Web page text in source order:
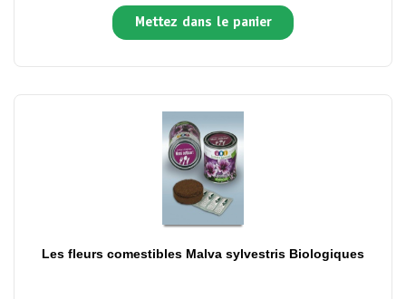
Mettez dans le panier
Les fleurs comestibles Malva sylvestris Biologiques